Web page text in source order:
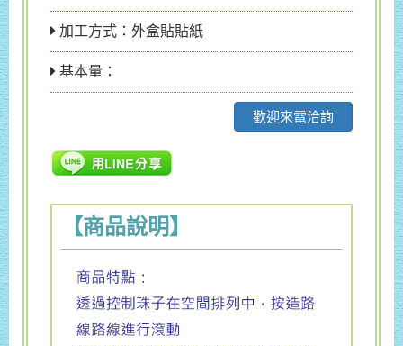
加工方式：外盒貼貼紙
基本量：
歡迎來電洽詢
【商品說明】